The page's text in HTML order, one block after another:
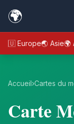
🌍
🇪🇺 Europe🌏 Asie🌍
Accueil›Cartes du
Carte